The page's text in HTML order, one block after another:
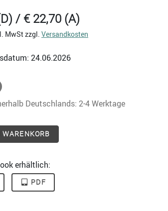
/ € 22,70 (A)
MwSt zzgl. Versandkosten
24.06.2026
Deutschlands: 2-4 Werktage
erhältlich:
PDF